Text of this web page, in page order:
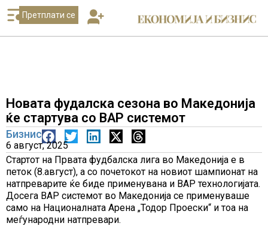
Претплати се
Новата фудалска сезона во Македонија
ќе стартува со ВАР системот
Бизнис
6 август, 2025
Стартот на Првата фудбалска лига во Македонија е в
петок (8.август), а со почетокот на новиот шампионат на
натпреварите ќе биде применувана и ВАР технологијата.
Досега ВАР системот во Македонија се применуваше
само на Националната Арена „Тодор Проески“ и тоа на
меѓународни натпревари.